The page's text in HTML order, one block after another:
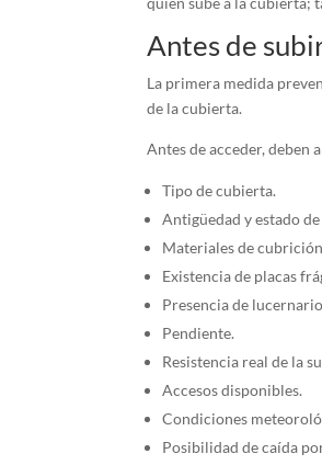
Antes de
La primera medida
de la cubierta.
Antes de acceder, deben
Tipo de cubierta.
Antigüedad y estado
Materiales de
Existencia de placas
Presencia de
Pendiente.
Resistencia real de la
Accesos disponibles.
Condiciones
Posibilidad de caída